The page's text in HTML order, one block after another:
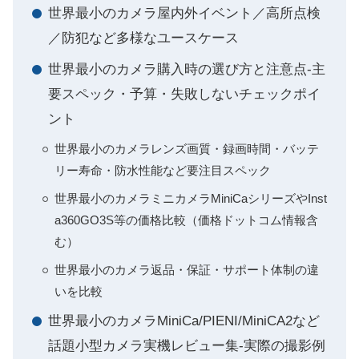
世界最小のカメラ屋内外イベント／高所点検
／防犯など多様なユースケース
世界最小のカメラ購入時の選び方と注意点-主
要スペック・予算・失敗しないチェックポイ
ント
世界最小のカメラレンズ画質・録画時間・バッテ
リー寿命・防水性能など要注目スペック
世界最小のカメラミニカメラMiniCaシリーズやInst
a360GO3S等の価格比較（価格ドットコム情報含
む）
世界最小のカメラ返品・保証・サポート体制の違
いを比較
世界最小のカメラMiniCa/PIENI/MiniCA2など
話題小型カメラ実機レビュー集-実際の撮影例